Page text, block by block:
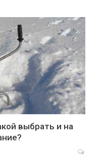
выбрать и на